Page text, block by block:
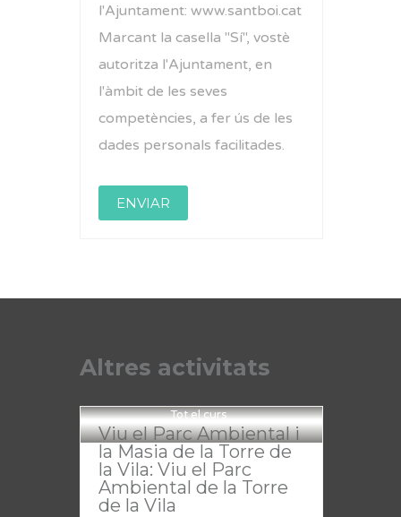
l'Ajuntament: www.santboi.cat
Marcant la casella "Sí", vostè
autoritza l'Ajuntament, en
l'àmbit de les seves
competències, a fer ús de les
dades personals facilitades.
Altres activitats
Tot el curs
Viu el Parc Ambiental i
la Masia de la Torre de
la Vila: Viu el Parc
Ambiental de la Torre
de la Vila